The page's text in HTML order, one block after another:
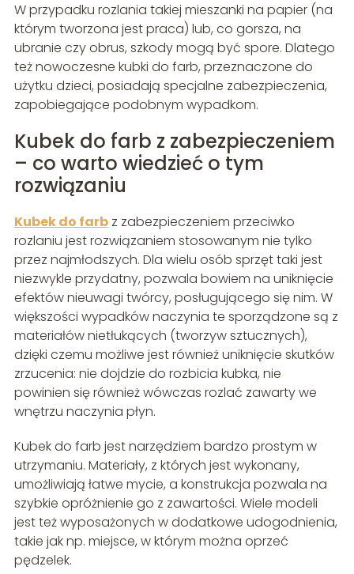
W przypadku rozlania takiej mieszanki na papier (na
którym tworzona jest praca) lub, co gorsza, na
ubranie czy obrus, szkody mogą być spore. Dlatego
też nowoczesne kubki do farb, przeznaczone do
użytku dzieci, posiadają specjalne zabezpieczenia,
zapobiegające podobnym wypadkom.
Kubek do farb z zabezpieczeniem
– co warto wiedzieć o tym
rozwiązaniu
Kubek do farbz zabezpieczeniem przeciwko
rozlaniu jest rozwiązaniem stosowanym nie tylko
przez najmłodszych. Dla wielu osób sprzęt taki jest
niezwykle przydatny, pozwala bowiem na uniknięcie
efektów nieuwagi twórcy, posługującego się nim. W
większości wypadków naczynia te sporządzone są z
materiałów nietłukących (tworzyw sztucznych),
dzięki czemu możliwe jest również uniknięcie skutków
zrzucenia: nie dojdzie do rozbicia kubka, nie
powinien się również wówczas rozlać zawarty we
wnętrzu naczynia płyn.
Kubek do farb jest narzędziem bardzo prostym w
utrzymaniu. Materiały, z których jest wykonany,
umożliwiają łatwe mycie, a konstrukcja pozwala na
szybkie opróżnienie go z zawartości. Wiele modeli
jest też wyposażonych w dodatkowe udogodnienia,
takie jak np. miejsce, w którym można oprzeć
pędzelek.